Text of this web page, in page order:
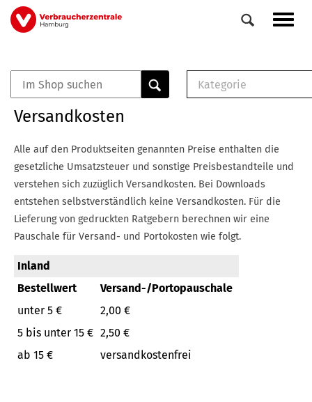
Direkt
zum
Veranstaltungen
0
Kategorie
E-Broschüre
Checklisten (PDF)
Broschüre
Buch
Versandkosten
Alle auf den Produktseiten genannten Preise enthalten die
gesetzliche Umsatzsteuer und sonstige Preisbestandteile und
verstehen sich zuzüglich Versandkosten. Bei Downloads
entstehen selbstverständlich keine Versandkosten. Für die
Lieferung von gedruckten Ratgebern berechnen wir eine
Pauschale für Versand- und Portokosten wie folgt.
Inland
Bestellwert
Versand-/Portopauschale
unter 5 €
2,00 €
5 bis unter 15 € 2,50 €
ab 15 €
versandkostenfrei